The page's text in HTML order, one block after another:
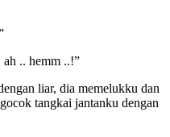
.. hemm ..!”
liar, dia memelukku dan
tangkai jantanku dengan